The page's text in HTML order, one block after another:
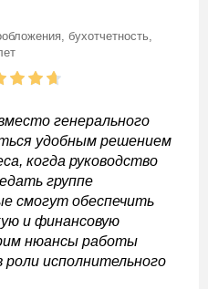
бухотчетность,
генерального
удобным решением
когда руководство
группе
смогут обеспечить
и финансовую
нюансы работы
исполнительного